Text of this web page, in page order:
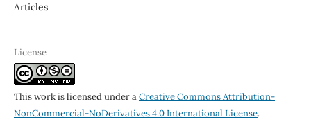
Articles
License
This work is licensed under aCreative Commons Attribution-
NonCommercial-NoDerivatives 4.0 International License.